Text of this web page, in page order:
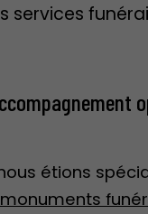
services
étions
monuments